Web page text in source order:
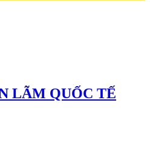
LÃM QUỐC TẾ